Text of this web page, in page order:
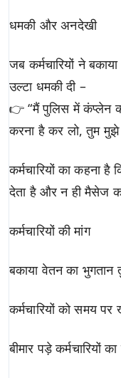
धमकी और अनदेखी
जब कर्मचारियों ने
उल्टा धमकी दी –
👉 “मैं पुलिस में कंप्लेन
करना है कर लो, तुम मुझे
कर्मचारियों का कहना
देता है और न ही मैसेज
कर्मचारियों की मांग
बकाया वेतन का भुगतान
कर्मचारियों को समय पर
बीमार पड़े कर्मचारियों